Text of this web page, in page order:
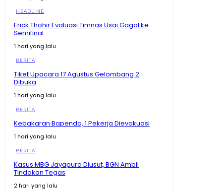
di Stand BRIN
08:43
Tak Disangka! Gegara dengar Curhat Mahasiswa,
Mentan Amran Langsung Telepon Bulog
Mengapa Mentan Amran Sampai Bayari Kos
Mahasiswa 2 Tahun? Awalnya Cuma Dengar Curhat
Asean? #shorts #trending
Maluku Utara Ekonominya Melejit, Rakyat Kebagian
Apa? #shorts #trending
01:16
HEADLINE
Erick Thohir Evaluasi Timnas Usai Gagal ke
Semifinal
1 hari yang lalu
BERITA
Tiket Upacara 17 Agustus Gelombang 2
Dibuka
1 hari yang lalu
BERITA
Kebakaran Bapenda, 1 Pekerja Dievakuasi
1 hari yang lalu
BERITA
Kasus MBG Jayapura Diusut, BGN Ambil
Tindakan Tegas
2 hari yang lalu